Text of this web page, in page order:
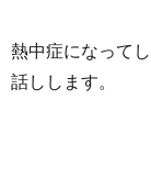
熱中症になって
話しします。